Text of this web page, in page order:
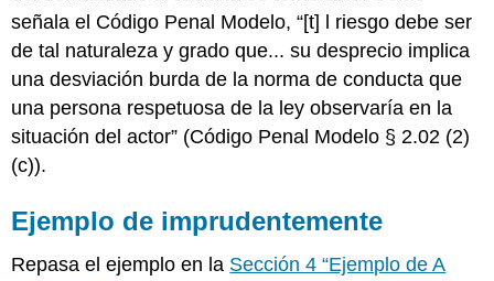
señala el Código Penal Modelo, “[t] l riesgo debe ser
de tal naturaleza y grado que... su desprecio implica
una desviación burda de la norma de conducta que
una persona respetuosa de la ley observaría en la
situación del actor” (Código Penal Modelo § 2.02 (2)
(c)).
Ejemplo de imprudentemente
Repasa el ejemplo en la Sección 4 “Ejemplo de A